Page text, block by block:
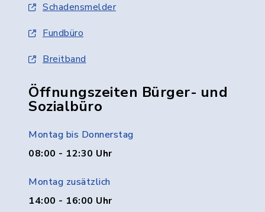
Schadensmelder
Fundbüro
Breitband
Öffnungszeiten Bürger- und
Sozialbüro
Montag bis Donnerstag
08:00 - 12:30 Uhr
Montag zusätzlich
14:00 - 16:00 Uhr